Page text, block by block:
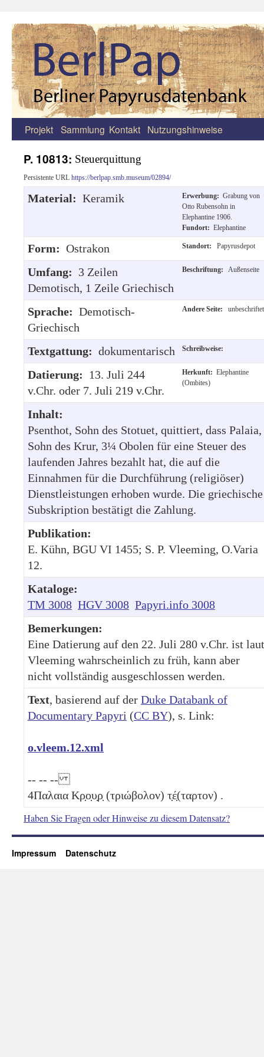
Zum
springen
Projekt Sammlung Kontakt Nutzungshinweise
P. 10813: Steuerquittung
Persistente URL https://berlpap.smb.museum/02894/
Material: Keramik Erwerbung: Grabung von
Otto Rubensohn in
Elephantine 1906.
Fundort: Elephantine
Form: Ostrakon Standort: Papyrusdepot
Umfang: 3 Zeilen
Demotisch, 1 Zeile Griechisch
Beschriftung: Außenseite
Sprache: Demotisch-
Griechisch
Andere Seite: unbeschriftet
Textgattung: dokumentarisch Schreibweise:
Datierung: 13. Juli 244
v.Chr. oder 7. Juli 219 v.Chr.
Herkunft: Elephantine
(Ombites)
Inhalt:
Psenthot, Sohn des Stotuet, quittiert, dass Palaia,
Sohn des Krur, 3¼ Obolen für eine Steuer des
laufenden Jahres bezahlt hat, die auf die
Einnahmen für die Durchführung (religiöser)
Dienstleistungen erhoben wurde. Die griechische
Subskription bestätigt die Zahlung.
Publikation:
E. Kühn, BGU VI 1455; S. P. Vleeming, O.Varia
12.
Kataloge:
TM 3008 HGV 3008 Papyri.info 3008
Bemerkungen:
Eine Datierung auf den 22. Juli 280 v.Chr. ist laut
Vleeming wahrscheinlich zu früh, kann aber
nicht vollständig ausgeschlossen werden.
Text, basierend auf der Duke Databank of
Documentary Papyri (CC BY), s. Link:
o.vleem.12.xml
-- -- --
4Παλαια Κρ̣ο̣υ̣ρ̣ (τριώβολον) τ̣έ̣(ταρτον) .
Haben Sie Fragen oder Hinweise zu diesem Datensatz?
Impressum Datenschutz